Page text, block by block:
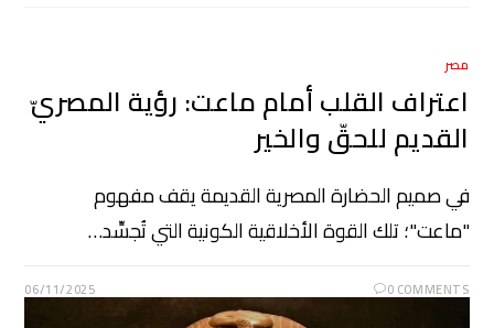
مصر
اعتراف القلب أمام ماعت: رؤية المصريّ
القديم للحقّ والخير
في صميم الحضارة المصرية القديمة يقف مفهوم
"ماعت"؛ تلك القوة الأخلاقية الكونية التي تُجسِّد…
0 COMMENTS
06/11/2025